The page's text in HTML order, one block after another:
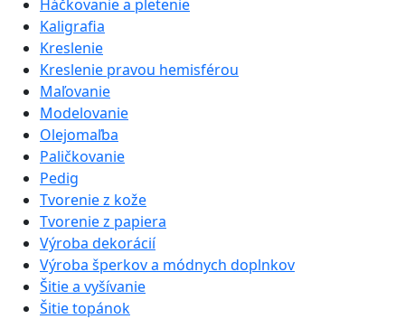
Háčkovanie a pletenie
Kaligrafia
Kreslenie
Kreslenie pravou hemisférou
Maľovanie
Modelovanie
Olejomaľba
Paličkovanie
Pedig
Tvorenie z kože
Tvorenie z papiera
Výroba dekorácií
Výroba šperkov a módnych doplnkov
Šitie a vyšívanie
Šitie topánok